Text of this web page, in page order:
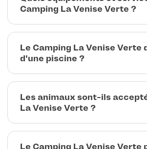
Camping La Venise Verte ?
Le Camping La Venise
d'une piscine ?
Les animaux sont-ils
La Venise Verte ?
Le Camping La Venise